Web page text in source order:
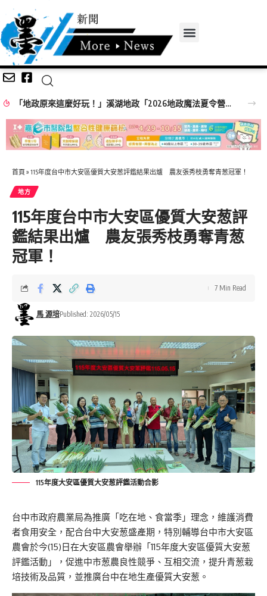
「地政原來這麼好玩！」溪湖地政「2026地政魔法夏令營」精彩落幕！
首頁 » 115年度台中市大安區優質大安葱評鑑結果出爐 農友張秀枝勇奪青葱冠軍！
地方
115年度台中市大安區優質大安葱評
鑑結果出爐 農友張秀枝勇奪青葱
冠軍！
馬 源培Published: 2026/05/15
7 Min Read
115年度大安區優質大安葱評鑑活動合影
台中市政府農業局為推廣「吃在地、食當季」理念，維護消費
者食用安全，配合台中大安葱盛產期，特別輔導台中市大安區
農會於今(15)日在大安區農會舉辦「115年度大安區優質大安葱
評鑑活動」，促進中市葱農良性競爭、互相交流，提升青葱栽
培技術及品質，並推廣台中在地生產優質大安葱。